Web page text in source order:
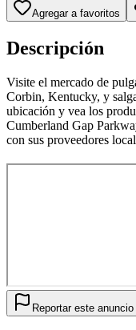
Agregar a favoritos
Descripción
Visite el mercado de
Corbin, Kentucky, y
ubicación y vea los
Cumberland Gap
con sus proveedores
Reportar este anuncio